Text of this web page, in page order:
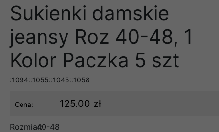
Sukienki damskie
jeansy Roz 40-48, 1
Kolor Paczka 5 szt
:1094::1055::1045::1058
Cena: 125.00 zł
Rozmiar:40-48